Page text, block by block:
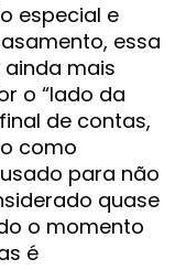
especial e
essa
mais
o “lado da
de contas,
como
para não
quase
o momento
é